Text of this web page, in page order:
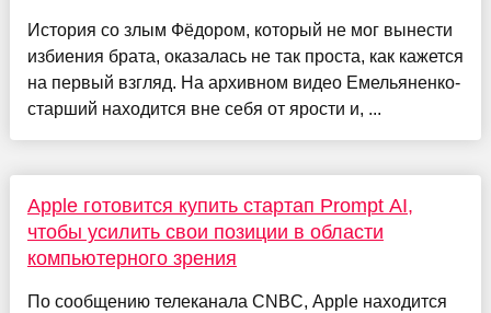
История со злым Фёдором, который не мог вынести
избиения брата, оказалась не так проста, как кажется
на первый взгляд. На архивном видео Емельяненко-
старший находится вне себя от ярости и, ...
Apple готовится купить стартап Prompt AI,
чтобы усилить свои позиции в области
компьютерного зрения
По сообщению телеканала CNBC, Apple находится